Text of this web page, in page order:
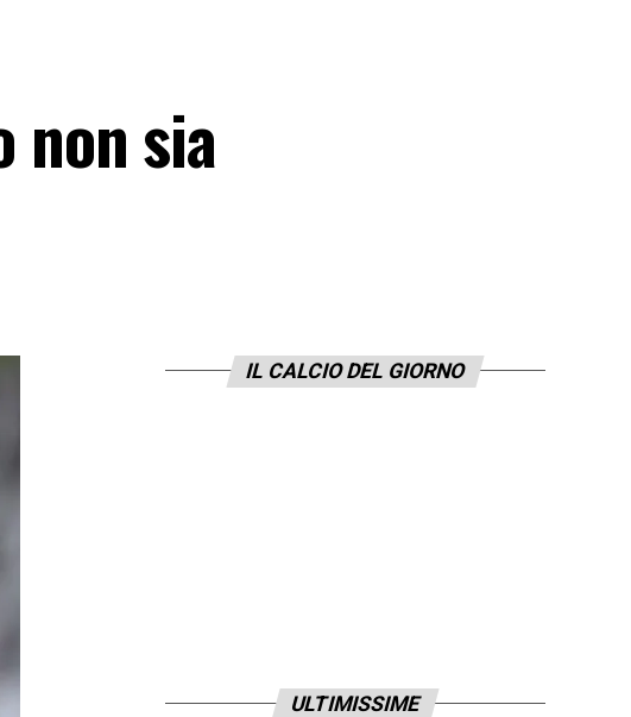
non sia
IL CALCIO DEL GIORNO
ULTIMISSIME